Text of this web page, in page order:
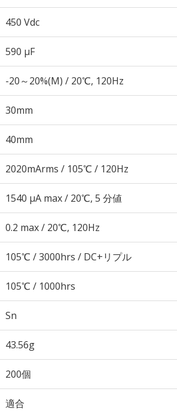
450 Vdc
590 µF
-20～20%(M) / 20℃, 120Hz
30mm
40mm
2020mArms / 105℃ / 120Hz
1540 μA max / 20℃, 5 分値
0.2 max / 20℃, 120Hz
105℃ / 3000hrs / DC+リプル
105℃ / 1000hrs
Sn
43.56g
200個
適合